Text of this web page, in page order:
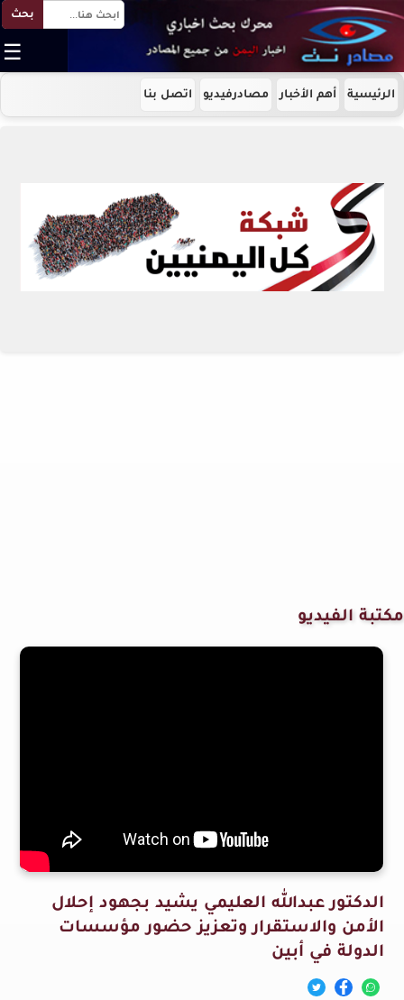
بحث
☰
الرئيسية أهم الأخبار مصادرفيديو اتصل بنا
مكتبة الفيديو
الدكتور عبدالله العليمي يشيد بجهود إحلال
الأمن والاستقرار وتعزيز حضور مؤسسات
الدولة في أبين